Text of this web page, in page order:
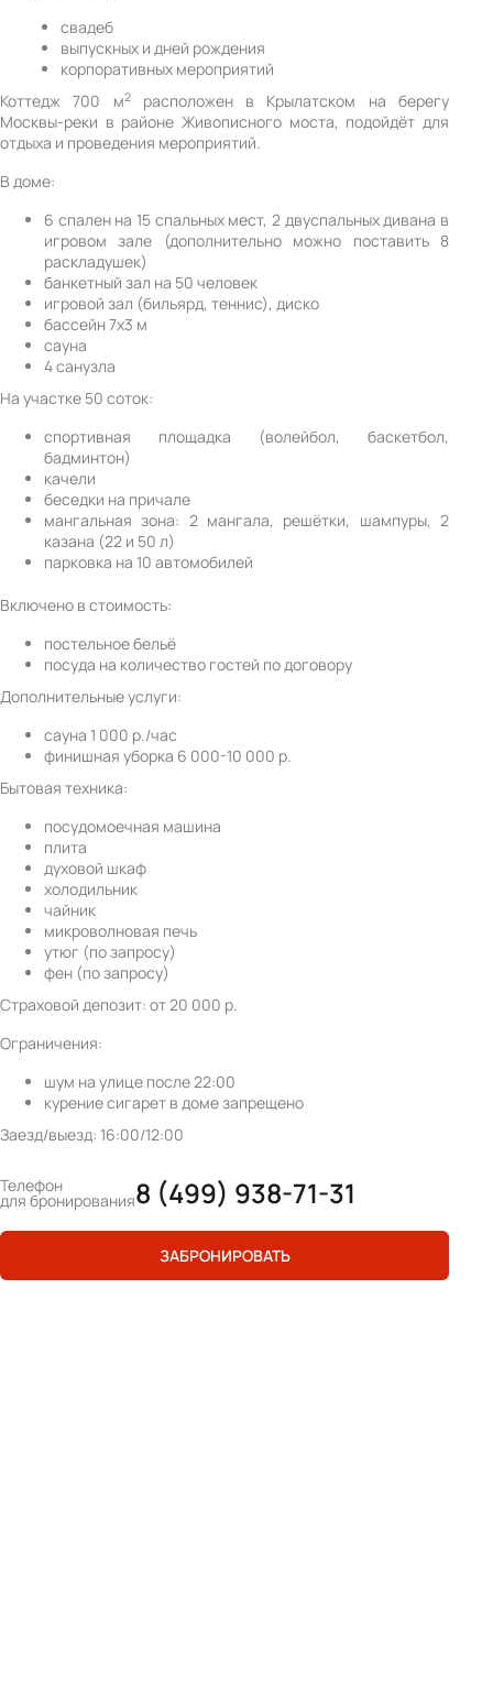
свадеб
выпускных и дней рождения
корпоративных мероприятий
Коттедж 700 м2расположен в Крылатском на берегу
Москвы-реки в районе Живописного моста, подойдёт для
отдыха и проведения мероприятий.
В доме:
6 спален на 15 спальных мест, 2 двуспальных дивана в
игровом зале (дополнительно можно поставить 8
раскладушек)
банкетный зал на 50 человек
игровой зал (бильярд, теннис), диско
бассейн 7х3 м
сауна
4 санузла
На участке 50 соток:
спортивная площадка (волейбол, баскетбол,
бадминтон)
качели
беседки на причале
мангальная зона: 2 мангала, решётки, шампуры, 2
казана (22 и 50 л)
парковка на 10 автомобилей
Включено в стоимость:
постельное бельё
посуда на количество гостей по договору
Дополнительные услуги:
сауна 1 000 р./час
финишная уборка 6 000-10 000 р.
Бытовая техника:
посудомоечная машина
плита
духовой шкаф
холодильник
чайник
микроволновая печь
утюг (по запросу)
фен (по запросу)
Страховой депозит: от 20 000 р.
Ограничения:
шум на улице после 22:00
курение сигарет в доме запрещено
Заезд/выезд: 16:00/12:00
Телефон
для бронирования8 (499) 938-71-31
ЗАБРОНИРОВАТЬ